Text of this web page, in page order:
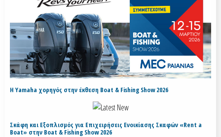
H Yamaha χορηγός στην έκθεση Boat & Fishing Show 2026
Σκάφη και Εξοπλισμός για Επιχειρήσεις Ενοικίασης Σκαφών «Rent a
Boat» στην Boat & Fishing Show 2026